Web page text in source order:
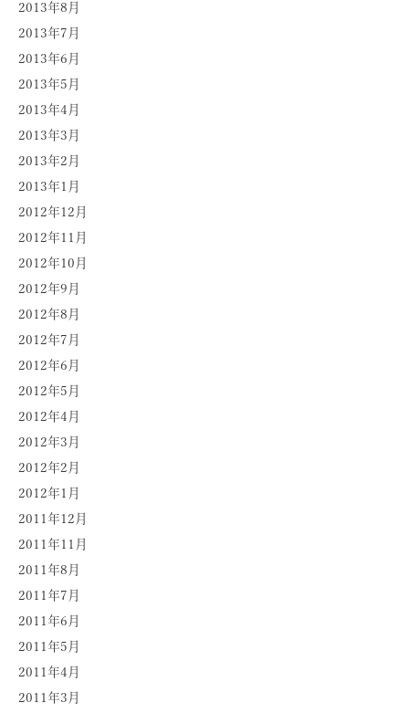
2013年8月
2013年7月
2013年6月
2013年5月
2013年4月
2013年3月
2013年2月
2013年1月
2012年12月
2012年11月
2012年10月
2012年9月
2012年8月
2012年7月
2012年6月
2012年5月
2012年4月
2012年3月
2012年2月
2012年1月
2011年12月
2011年11月
2011年8月
2011年7月
2011年6月
2011年5月
2011年4月
2011年3月